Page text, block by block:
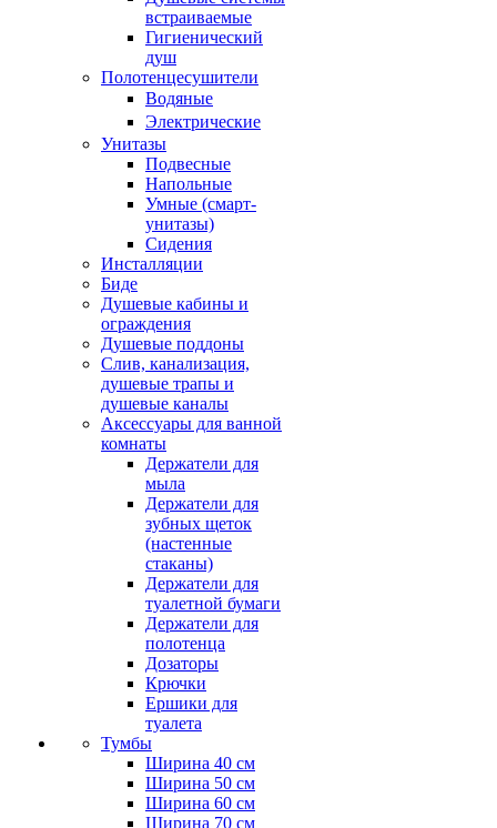
встраиваемые
Гигиенический
душ
Полотенцесушители
ㅤВодяные
ㅤЭлектрические
Унитазы
Подвесные
Напольные
Умные (смарт-
унитазы)
Сидения
Инсталляции
Биде
Душевые кабины и
ограждения
Душевые поддоны
Слив, канализация,
душевые трапы и
душевые каналы
Аксессуары для ванной
комнаты
Держатели для
мыла
Держатели для
зубных щеток
(настенные
стаканы)
Держатели для
туалетной бумаги
Держатели для
полотенца
Дозаторы
Крючки
Ершики для
туалета
Тумбы
Ширина 40 см
Ширина 50 см
Ширина 60 см
Ширина 70 см